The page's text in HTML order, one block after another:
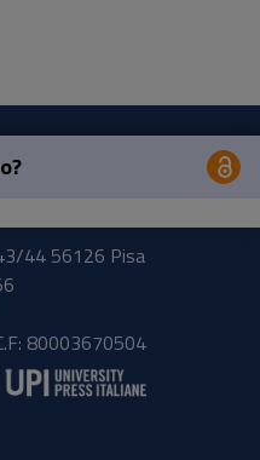
44 56126 Pisa
80003670504